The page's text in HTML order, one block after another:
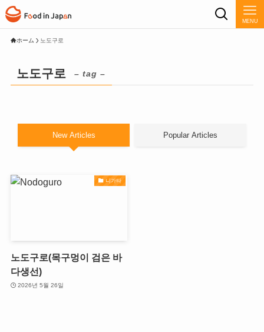
MENU
ホーム 노도구로
노도구로 – tag –
New Articles Popular Articles
니가타
노도구로(목구멍이 검은 바
다생선)
2026년 5월 26일